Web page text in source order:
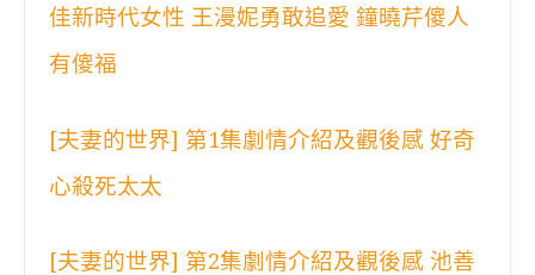
佳新時代女性 王漫妮勇敢追愛 鐘曉芹傻人
有傻福
[夫妻的世界] 第1集劇情介紹及觀後感 好奇
心殺死太太
[夫妻的世界] 第2集劇情介紹及觀後感 池善